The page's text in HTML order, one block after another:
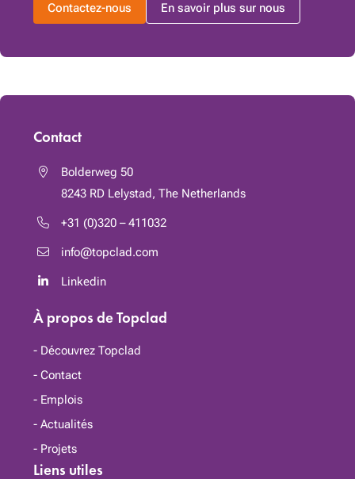
Contactez-nous En savoir plus sur nous
Contact
Bolderweg 50
8243 RD Lelystad, The Netherlands
+31 (0)320 – 411032
info@topclad.com
Linkedin
À propos de Topclad
Découvrez Topclad
Contact
Emplois
Actualités
Projets
Liens utiles